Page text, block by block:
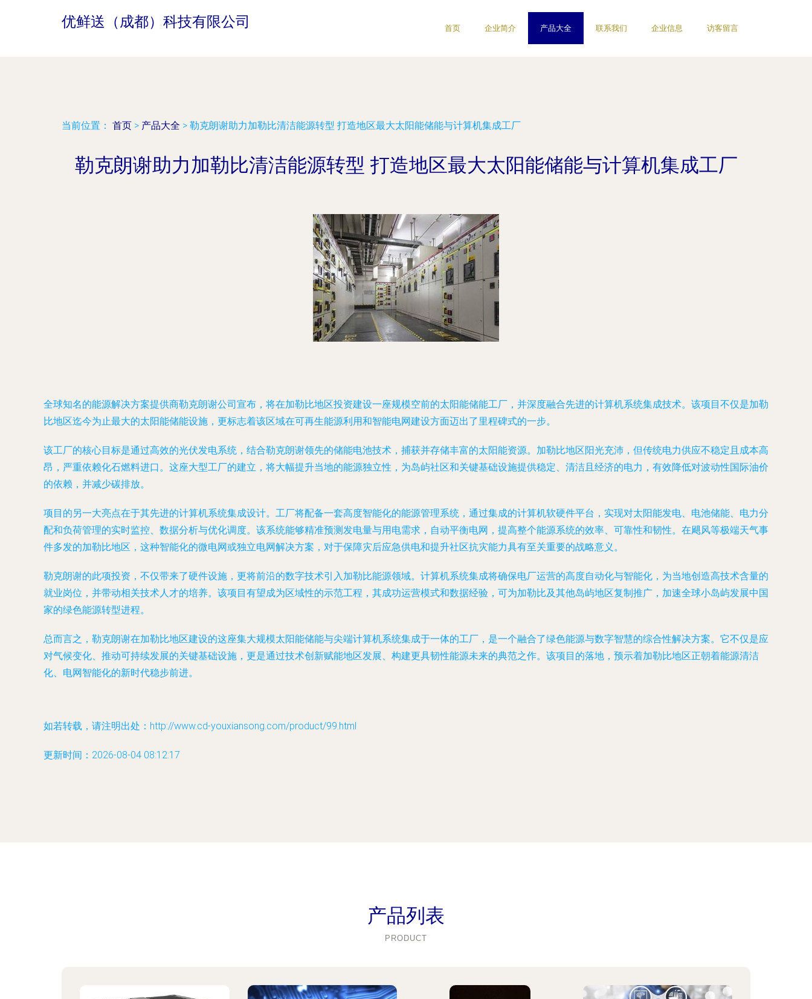
优鲜送（成都）科技有限公司 首页 企业简介 产品大全 联系我们 企业信息 访客留言
当前位置： 首页 > 产品大全 > 勒克朗谢助力加勒比清洁能源转型 打造地区最大太阳能储能与计算机集成工厂
勒克朗谢助力加勒比清洁能源转型 打造地区最大太阳能储能与计算机集成工厂
全球知名的能源解决方案提供商勒克朗谢公司宣布，将在加勒比地区投资建设一座规模空前的太阳能储能工厂，并深度融合先进的计算机系统集成技术。该项目不仅是加勒
比地区迄今为止最大的太阳能储能设施，更标志着该区域在可再生能源利用和智能电网建设方面迈出了里程碑式的一步。
该工厂的核心目标是通过高效的光伏发电系统，结合勒克朗谢领先的储能电池技术，捕获并存储丰富的太阳能资源。加勒比地区阳光充沛，但传统电力供应不稳定且成本高
昂，严重依赖化石燃料进口。这座大型工厂的建立，将大幅提升当地的能源独立性，为岛屿社区和关键基础设施提供稳定、清洁且经济的电力，有效降低对波动性国际油价
的依赖，并减少碳排放。
项目的另一大亮点在于其先进的计算机系统集成设计。工厂将配备一套高度智能化的能源管理系统，通过集成的计算机软硬件平台，实现对太阳能发电、电池储能、电力分
配和负荷管理的实时监控、数据分析与优化调度。该系统能够精准预测发电量与用电需求，自动平衡电网，提高整个能源系统的效率、可靠性和韧性。在飓风等极端天气事
件多发的加勒比地区，这种智能化的微电网或独立电网解决方案，对于保障灾后应急供电和提升社区抗灾能力具有至关重要的战略意义。
勒克朗谢的此项投资，不仅带来了硬件设施，更将前沿的数字技术引入加勒比能源领域。计算机系统集成将确保电厂运营的高度自动化与智能化，为当地创造高技术含量的
就业岗位，并带动相关技术人才的培养。该项目有望成为区域性的示范工程，其成功运营模式和数据经验，可为加勒比及其他岛屿地区复制推广，加速全球小岛屿发展中国
家的绿色能源转型进程。
总而言之，勒克朗谢在加勒比地区建设的这座集大规模太阳能储能与尖端计算机系统集成于一体的工厂，是一个融合了绿色能源与数字智慧的综合性解决方案。它不仅是应
对气候变化、推动可持续发展的关键基础设施，更是通过技术创新赋能地区发展、构建更具韧性能源未来的典范之作。该项目的落地，预示着加勒比地区正朝着能源清洁
化、电网智能化的新时代稳步前进。
如若转载，请注明出处：http://www.cd-youxiansong.com/product/99.html
更新时间：2026-08-04 08:12:17
产品列表
PRODUCT